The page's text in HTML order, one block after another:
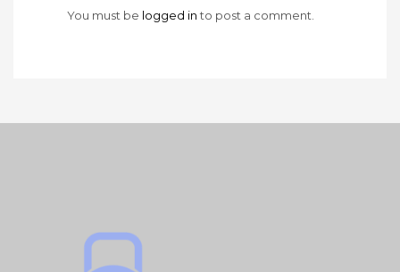
You must be logged into post a comment.